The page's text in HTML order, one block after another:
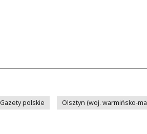
Gazety polskie Olsztyn (woj. warmińsko-